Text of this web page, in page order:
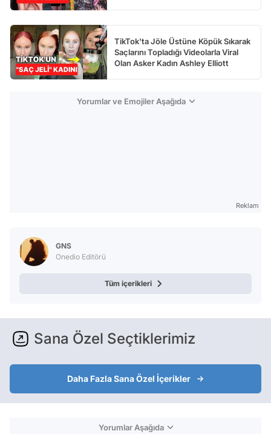
TikTok'ta Jöle Üstüne Köpük Sıkarak
Saçlarını Topladığı Videolarla Viral
Olan Asker Kadın Ashley Elliott
Yorumlar ve Emojiler Aşağıda
Reklam
GNS
Onedio Editörü
Tüm içerikleri
Sana Özel Seçtiklerimiz
Daha Fazla Sana Özel İçerikler
Yorumlar Aşağıda